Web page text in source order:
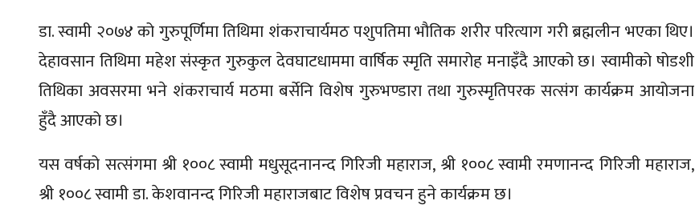
डा. स्वामी २०७४ को गुरुपूर्णिमा तिथिमा शंकराचार्यमठ पशुपतिमा भौतिक शरीर परित्याग गरी ब्रह्मलीन भएका थिए।
देहावसान तिथिमा महेश संस्कृत गुरुकुल देवघाटधाममा वार्षिक स्मृति समारोह मनाइँदै आएको छ। स्वामीको षोडशी
तिथिका अवसरमा भने शंकराचार्य मठमा बर्सेनि विशेष गुरुभण्डारा तथा गुरुस्मृतिपरक सत्संग कार्यक्रम आयोजना
हुँदै आएको छ।
यस वर्षको सत्संगमा श्री १००८ स्वामी मधुसूदनानन्द गिरिजी महाराज, श्री १००८ स्वामी रमणानन्द गिरिजी महाराज,
श्री १००८ स्वामी डा. केशवानन्द गिरिजी महाराजबाट विशेष प्रवचन हुने कार्यक्रम छ।